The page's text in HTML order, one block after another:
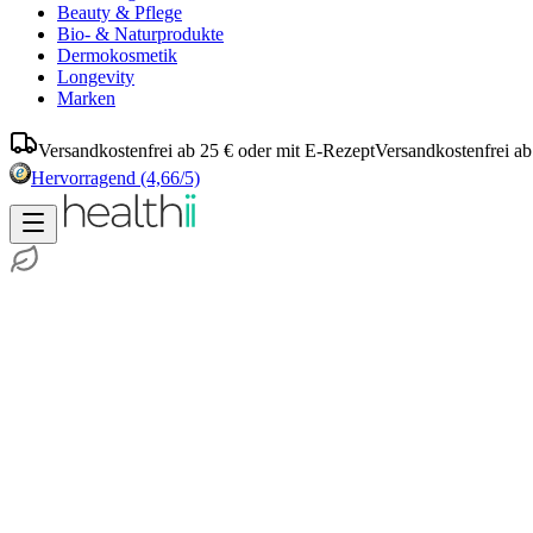
Beauty & Pflege
Bio- & Naturprodukte
Dermokosmetik
Longevity
Marken
Versandkostenfrei ab 25 € oder mit E-RezeptVersandkostenfrei
Hervorragend (4,66/5)